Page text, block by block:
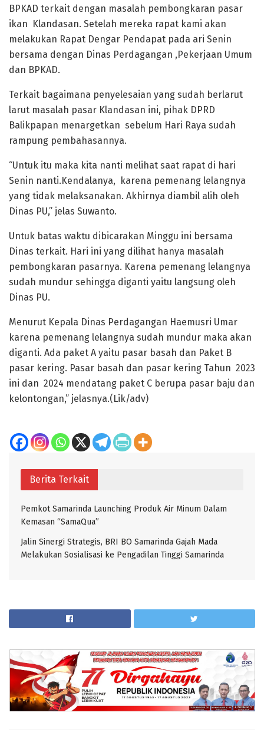
BPKAD terkait dengan masalah pembongkaran pasar
ikan Klandasan. Setelah mereka rapat kami akan
melakukan Rapat Dengar Pendapat pada ari Senin
bersama dengan Dinas Perdagangan ,Pekerjaan Umum
dan BPKAD.
Terkait bagaimana penyelesaian yang sudah berlarut
larut masalah pasar Klandasan ini, pihak DPRD
Balikpapan menargetkan sebelum Hari Raya sudah
rampung pembahasannya.
“Untuk itu maka kita nanti melihat saat rapat di hari
Senin nanti.Kendalanya, karena pemenang lelangnya
yang tidak melaksanakan. Akhirnya diambil alih oleh
Dinas PU,” jelas Suwanto.
Untuk batas waktu dibicarakan Minggu ini bersama
Dinas terkait. Hari ini yang dilihat hanya masalah
pembongkaran pasarnya. Karena pemenang lelangnya
sudah mundur sehingga diganti yaitu langsung oleh
Dinas PU.
Menurut Kepala Dinas Perdagangan Haemusri Umar
karena pemenang lelangnya sudah mundur maka akan
diganti. Ada paket A yaitu pasar basah dan Paket B
pasar kering. Pasar basah dan pasar kering Tahun 2023
ini dan 2024 mendatang paket C berupa pasar baju dan
kelontongan,” jelasnya.(Lik/adv)
Berita Terkait
Pemkot Samarinda Launching Produk Air Minum Dalam
Kemasan “SamaQua”
Jalin Sinergi Strategis, BRI BO Samarinda Gajah Mada
Melakukan Sosialisasi ke Pengadilan Tinggi Samarinda